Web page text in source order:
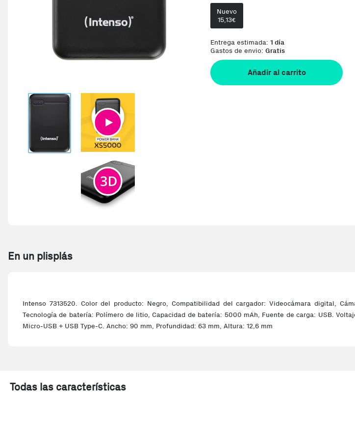
Nuevo
15,13€
Entrega estimada: 1 día
Gastos de envio: Gratis
Añadir al carrito
En un plisplás
Intenso 7313520. Color del producto: Negro, Compatibilidad del cargador: Videocámara digital,
Tecnología de batería: Polímero de litio, Capacidad de batería: 5000 mAh, Fuente de carga: USB.
Micro-USB + USB Type-C. Ancho: 90 mm, Profundidad: 63 mm, Altura: 12,6 mm
Todas las características